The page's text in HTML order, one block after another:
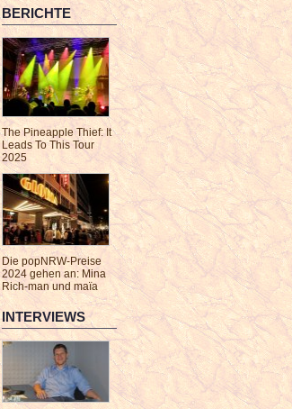
BERICHTE
The Pineapple Thief: It
Leads To This Tour
2025
Die popNRW-Preise
2024 gehen an: Mina
Rich-man und maïa
INTERVIEWS